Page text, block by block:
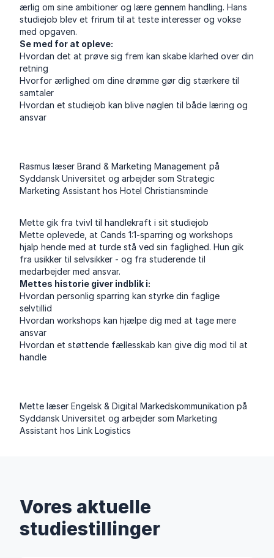
ærlig om sine ambitioner og lære gennem handling. Hans
studiejob blev et frirum til at teste interesser og vokse
med opgaven.
Se med for at opleve:
Hvordan det at prøve sig frem kan skabe klarhed over din
retning
Hvorfor ærlighed om dine drømme gør dig stærkere til
samtaler
Hvordan et studiejob kan blive nøglen til både læring og
ansvar
Rasmus læser Brand & Marketing Management på
Syddansk Universitet og arbejder som Strategic
Marketing Assistant hos Hotel Christiansminde
Mette gik fra tvivl til handlekraft i sit studiejob
Mette oplevede, at Cands 1:1-sparring og workshops
hjalp hende med at turde stå ved sin faglighed. Hun gik
fra usikker til selvsikker - og fra studerende til
medarbejder med ansvar.
Mettes historie giver indblik i:
Hvordan personlig sparring kan styrke din faglige
selvtillid
Hvordan workshops kan hjælpe dig med at tage mere
ansvar
Hvordan et støttende fællesskab kan give dig mod til at
handle
Mette læser Engelsk & Digital Markedskommunikation på
Syddansk Universitet og arbejder som Marketing
Assistant hos Link Logistics
Vores aktuelle
studiestillinger